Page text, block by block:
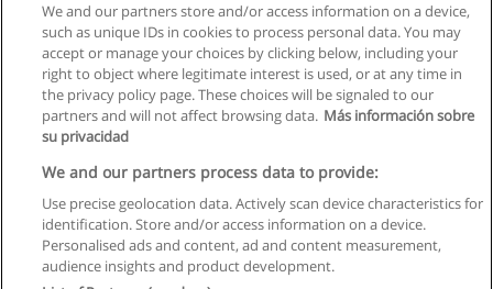
+ информация по E-mail
Правила пользования
Конфиденциальность информации
Напишите Educaedu
We and our partners store and/or access information on a device,
such as unique IDs in cookies to process personal data. You may
accept or manage your choices by clicking below, including your
right to object where legitimate interest is used, or at any time in
the privacy policy page. These choices will be signaled to our
partners and will not affect browsing data. Más información sobre
su privacidad
We and our partners process data to provide:
Use precise geolocation data. Actively scan device characteristics for
identification. Store and/or access information on a device.
Personalised ads and content, ad and content measurement,
audience insights and product development.